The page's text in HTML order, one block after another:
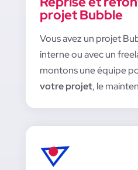
projet Bubble
Vous avez un projet
interne ou avec un
montons une équipe
votre projet, le